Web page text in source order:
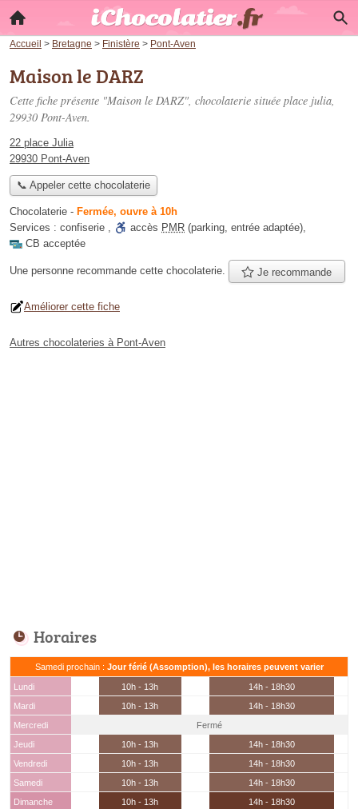
Accueil > Bretagne > Finistère > Pont-Aven
Maison le DARZ
Cette fiche présente "Maison le DARZ", chocolaterie située place julia,
29930 Pont-Aven.
22 place Julia
29930 Pont-Aven
📞 Appeler cette chocolaterie
Chocolaterie - Fermée, ouvre à 10h
Services : confiserie , accès PMR (parking, entrée adaptée),
CB acceptée
Une personne recommande cette chocolaterie. Je recommande
Améliorer cette fiche
Autres chocolateries à Pont-Aven
Horaires
Samedi prochain : Jour férié (Assomption), les horaires peuvent varier
Lundi 10h - 13h
14h - 18h30
Mardi
10h - 13h
14h - 18h30
Mercredi
Fermé
Jeudi
10h - 13h
14h - 18h30
Vendredi
10h - 13h
14h - 18h30
Samedi
10h - 13h
14h - 18h30
Dimanche
10h - 13h 14h - 18h30